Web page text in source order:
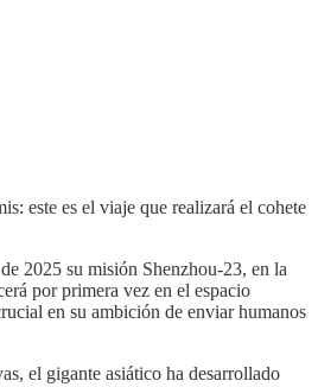
2025 su misión Shenzhou-23, en la
por primera vez en el espacio
en su ambición de enviar humanos
el gigante asiático ha desarrollado